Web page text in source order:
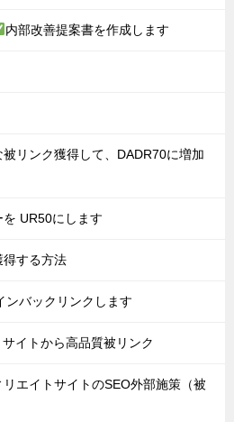
内部改善提案書を作成します
リンク獲得して、DADR70に増加
UR50にします
得する方法
ンバックリンクします
イトから高品質被リンク
エイトサイトのSEO外部施策（被